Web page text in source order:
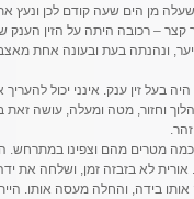
מן הים שעה קודם לכן ונעץ
קצר – רכובה היתה על הזין
ונהנתה בעת ובעונה אחת
היה בעל זין ענק. אינני יכול
וחזור, מטה ומעלה, עושה
כמה מטרים מהם וצפינו במתרחש.
אורית לא בזבזה זמן, ושלחה את
בידה, והחלה מעסה אותו.